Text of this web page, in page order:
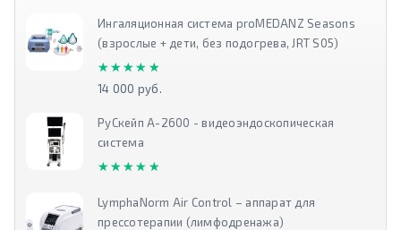
Ингаляционная система proMEDANZ Seasons
(взрослые + дети, без подогрева, JRT S05)
★★★★★
★★★★★
14 000 руб.
РуСкейп А-2600 - видеоэндоскопическая
система
★★★★★
★★★★★
LymphaNorm Air Control – аппарат для
прессотерапии (лимфодренажа)